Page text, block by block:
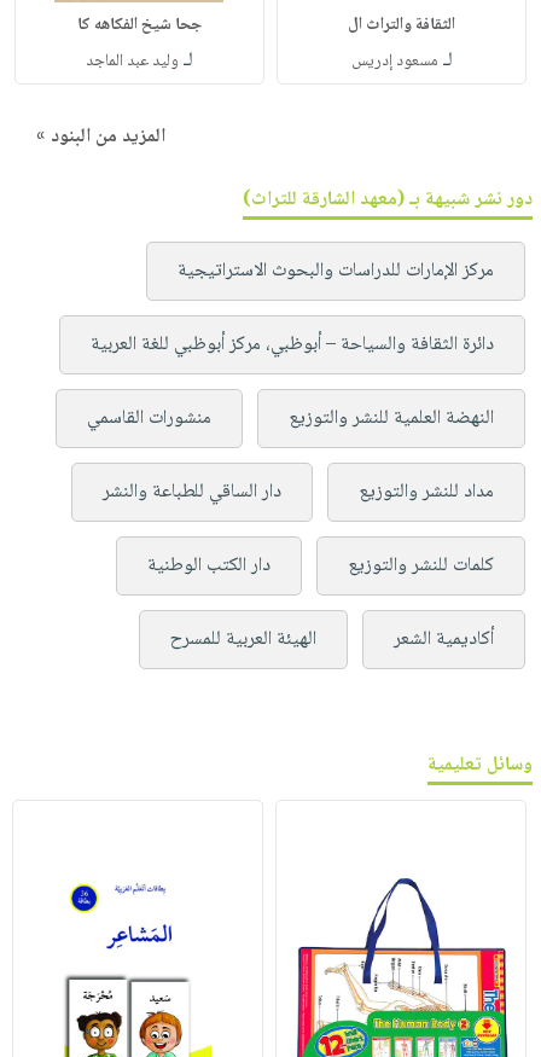
الثقافة والتراث ال
لـ مسعود إدريس
جحا شيخ الفكاهه كا
لـ وليد عبد الماجد
المزيد من البنود »
دور نشر شبيهة بـ (معهد الشارقة للتراث)
مركز الإمارات للدراسات والبحوث الاستراتيجية
دائرة الثقافة والسياحة – أبوظبي، مركز أبوظبي للغة العربية
النهضة العلمية للنشر والتوزيع منشورات القاسمي
مداد للنشر والتوزيع دار الساقي للطباعة والنشر
كلمات للنشر والتوزيع دار الكتب الوطنية
أكاديمية الشعر الهيئة العربية للمسرح
وسائل تعليمية